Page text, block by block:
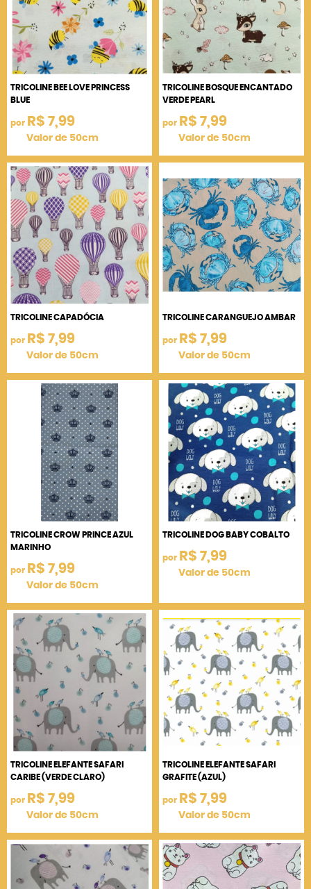
TRICOLINE BEE LOVE PRINCESS
BLUE
por R$ 7,99
Valor de 50cm
TRICOLINE BOSQUE ENCANTADO
VERDE PEARL
por R$ 7,99
Valor de 50cm
TRICOLINE CAPADÓCIA
por R$ 7,99
Valor de 50cm
TRICOLINE CARANGUEJO AMBAR
por R$ 7,99
Valor de 50cm
TRICOLINE CROW PRINCE AZUL
MARINHO
por R$ 7,99
Valor de 50cm
TRICOLINE DOG BABY COBALTO
por R$ 7,99
Valor de 50cm
TRICOLINE ELEFANTE SAFARI
CARIBE (VERDE CLARO)
por R$ 7,99
Valor de 50cm
TRICOLINE ELEFANTE SAFARI
GRAFITE (AZUL)
por R$ 7,99
Valor de 50cm